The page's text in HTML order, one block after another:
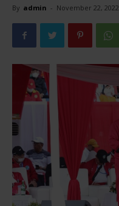
By admin - November 22, 2022